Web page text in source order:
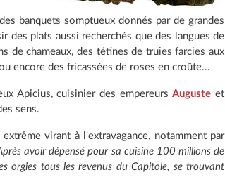
banquets somptueux donnés par de grandes
plats aussi recherchés que des langues de
de chameaux, des tétines de truies farcies aux
encore des fricassées de roses en croûte...
Apicius, cuisinier des empereursAuguste et
sens.
virant à l'extravagance, notamment par
avoir dépensé pour sa cuisine 100 millions de
orgies tous les revenus du Capitole, se trouvant